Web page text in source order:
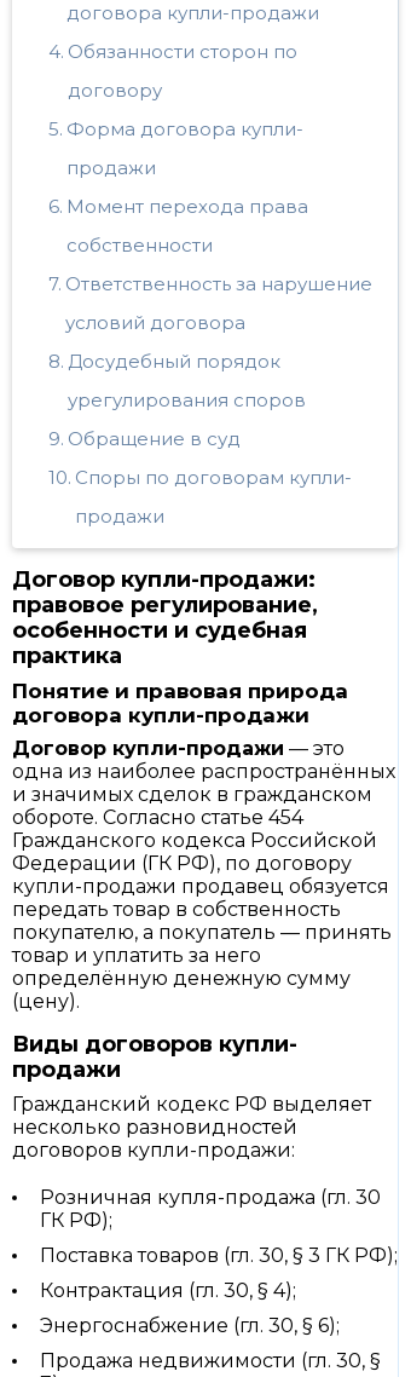
договора купли-продажи
Обязанности сторон по
договору
Форма договора купли-
продажи
Момент перехода права
собственности
Ответственность за нарушение
условий договора
Досудебный порядок
урегулирования споров
Обращение в суд
Споры по договорам купли-
продажи
Договор купли-продажи:
правовое регулирование,
особенности и судебная
практика
Понятие и правовая природа
договора купли-продажи
Договор купли-продажи — это
одна из наиболее распространённых
и значимых сделок в гражданском
обороте. Согласно статье 454
Гражданского кодекса Российской
Федерации (ГК РФ), по договору
купли-продажи продавец обязуется
передать товар в собственность
покупателю, а покупатель — принять
товар и уплатить за него
определённую денежную сумму
(цену).
Виды договоров купли-
продажи
Гражданский кодекс РФ выделяет
несколько разновидностей
договоров купли-продажи:
Розничная купля-продажа (гл. 30
ГК РФ);
Поставка товаров (гл. 30, § 3 ГК РФ);
Контрактация (гл. 30, § 4);
Энергоснабжение (гл. 30, § 6);
Продажа недвижимости (гл. 30, §